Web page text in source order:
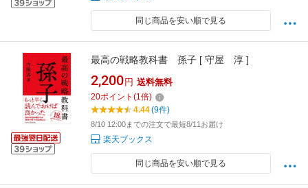
同じ商品を安い順で見る
最高の戦略教科書 孫子 [ 守屋 淳 ]
2,200 円 送料無料
20ポイント (1倍)
4.44(9件)
8/10 12:00までの注文で最短8/11お届け
楽天ブックス
同じ商品を安い順で見る